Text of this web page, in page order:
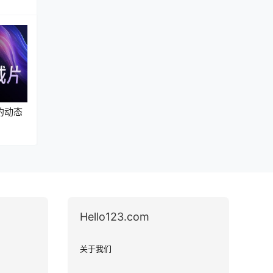
动态
Hello123.com
关于我们